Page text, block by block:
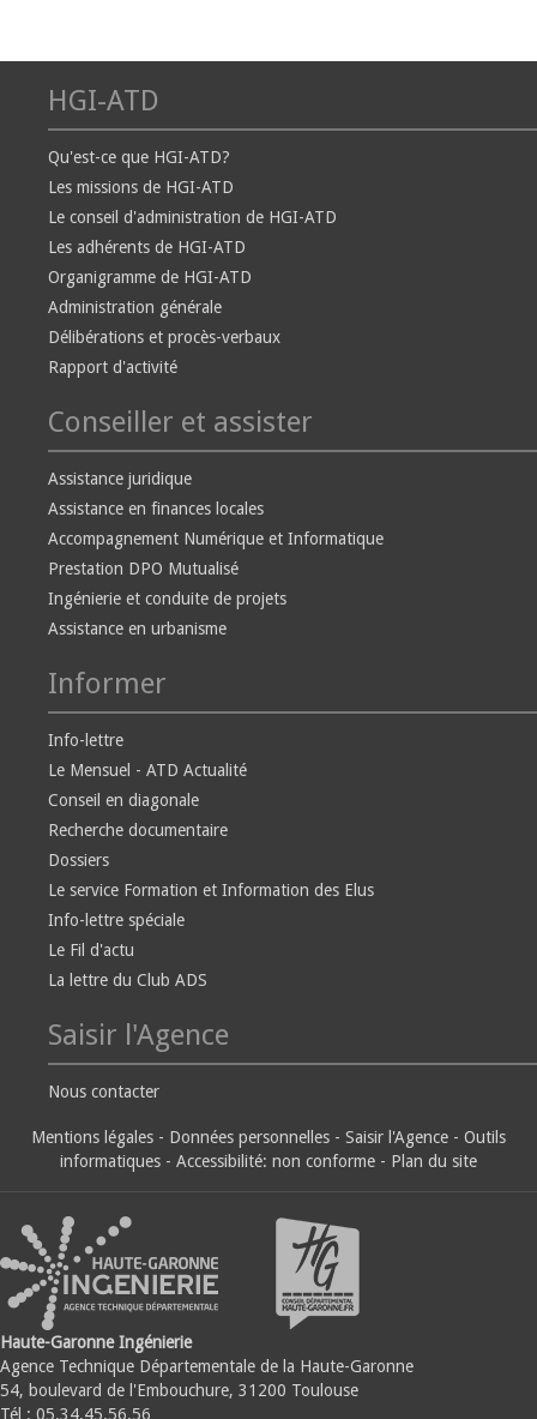
HGI-ATD
Qu'est-ce que HGI-ATD?
Les missions de HGI-ATD
Le conseil d'administration de HGI-ATD
Les adhérents de HGI-ATD
Organigramme de HGI-ATD
Administration générale
Délibérations et procès-verbaux
Rapport d'activité
Conseiller et assister
Assistance juridique
Assistance en finances locales
Accompagnement Numérique et Informatique
Prestation DPO Mutualisé
Ingénierie et conduite de projets
Assistance en urbanisme
Informer
Info-lettre
Le Mensuel - ATD Actualité
Conseil en diagonale
Recherche documentaire
Dossiers
Le service Formation et Information des Elus
Info-lettre spéciale
Le Fil d'actu
La lettre du Club ADS
Saisir l'Agence
Nous contacter
Mentions légales - Données personnelles - Saisir l'Agence - Outils
informatiques - Accessibilité: non conforme - Plan du site
Haute-Garonne Ingénierie
Agence Technique Départementale de la Haute-Garonne
54, boulevard de l'Embouchure, 31200 Toulouse
Tél : 05.34.45.56.56